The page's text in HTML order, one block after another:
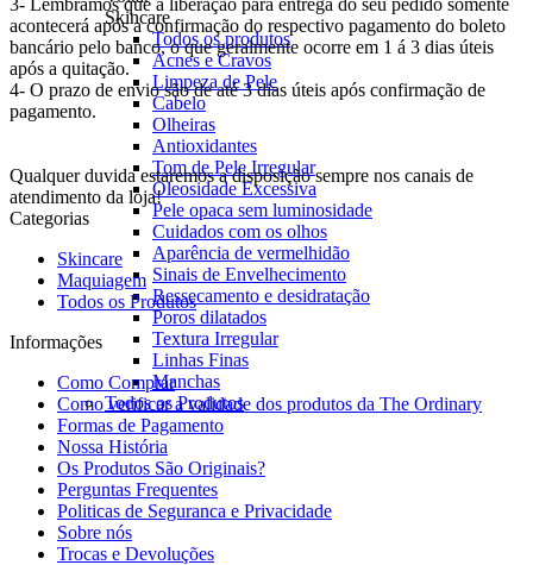
Skincare
Todos os produtos
Acnes e Cravos
Limpeza de Pele
Cabelo
Olheiras
Antioxidantes
Tom de Pele Irregular
Oleosidade Excessiva
Pele opaca sem luminosidade
Cuidados com os olhos
Aparência de vermelhidão
Sinais de Envelhecimento
Ressecamento e desidratação
Poros dilatados
Textura Irregular
Linhas Finas
Manchas
Todos os Produtos
3- Lembramos que a liberação para entrega do seu pedido somente
acontecerá após a confirmação do respectivo pagamento do boleto
bancário pelo banco, o que geralmente ocorre em 1 á 3 dias úteis
após a quitação.
4- O prazo de envio são de até 3 dias úteis após confirmação de
pagamento.
Qualquer duvida estaremos a disposição sempre nos canais de
atendimento da loja!
Categorias
Skincare
Maquiagem
Todos os Produtos
Informações
Como Comprar
Como verificar a validade dos produtos da The Ordinary
Formas de Pagamento
Nossa História
Os Produtos São Originais?
Perguntas Frequentes
Politicas de Seguranca e Privacidade
Sobre nós
Trocas e Devoluções